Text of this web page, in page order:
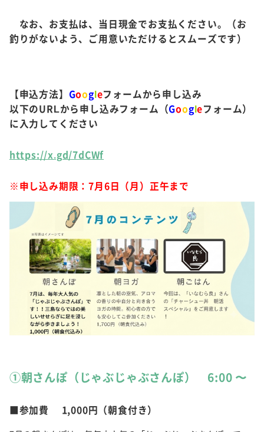
なお、お支払は、当日現金でお支払ください。（お
釣りがないよう、ご用意いただけるとスムーズです）
【申込方法】 Googleフォームから申し込み
以下のURLから申し込みフォーム（Googleフォーム）
に入力してください
https://x.gd/7dCWf
※申し込み期限：7月6日（月）正午まで
①朝さんぽ（じゃぶじゃぶさんぽ） 6:00 〜
■参加費 1,000円（朝食付き）